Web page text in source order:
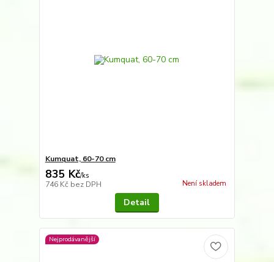
Kumquat, 60-70 cm
835 Kč/ks
746 Kč bez DPH Není skladem
Detail
Nejprodávanější